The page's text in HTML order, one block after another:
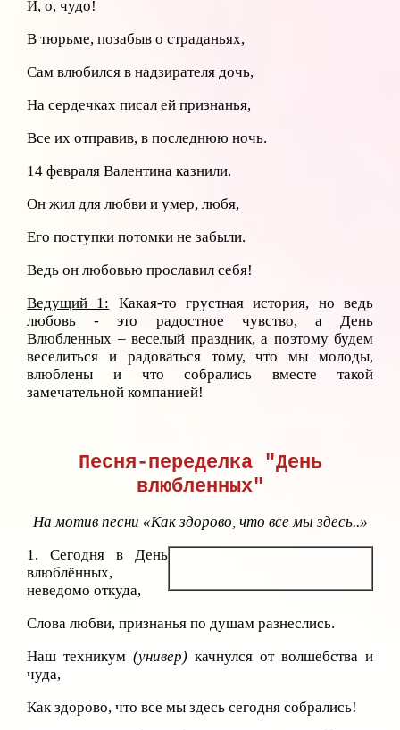
И, о, чудо!
В тюрьме, позабыв о страданьях,
Сам влюбился в надзирателя дочь,
На сердечках писал ей признанья,
Все их отправив, в последнюю ночь.
14 февраля Валентина казнили.
Он жил для любви и умер, любя,
Его поступки потомки не забыли.
Ведь он любовью прославил себя!
Ведущий 1: Какая-то грустная история, но ведь
любовь - это радостное чувство, а День
Влюбленных – веселый праздник, а поэтому будем
веселиться и радоваться тому, что мы молоды,
влюблены и что собрались вместе такой
замечательной компанией!
Песня-переделка "День
влюбленных"
На мотив песни «Как здорово, что все мы здесь..»
1. Сегодня в День
влюблённых,
неведомо откуда,
Слова любви, признанья по душам разнеслись.
Наш техникум (универ) качнулся от волшебства и
чуда,
Как здорово, что все мы здесь сегодня собрались!